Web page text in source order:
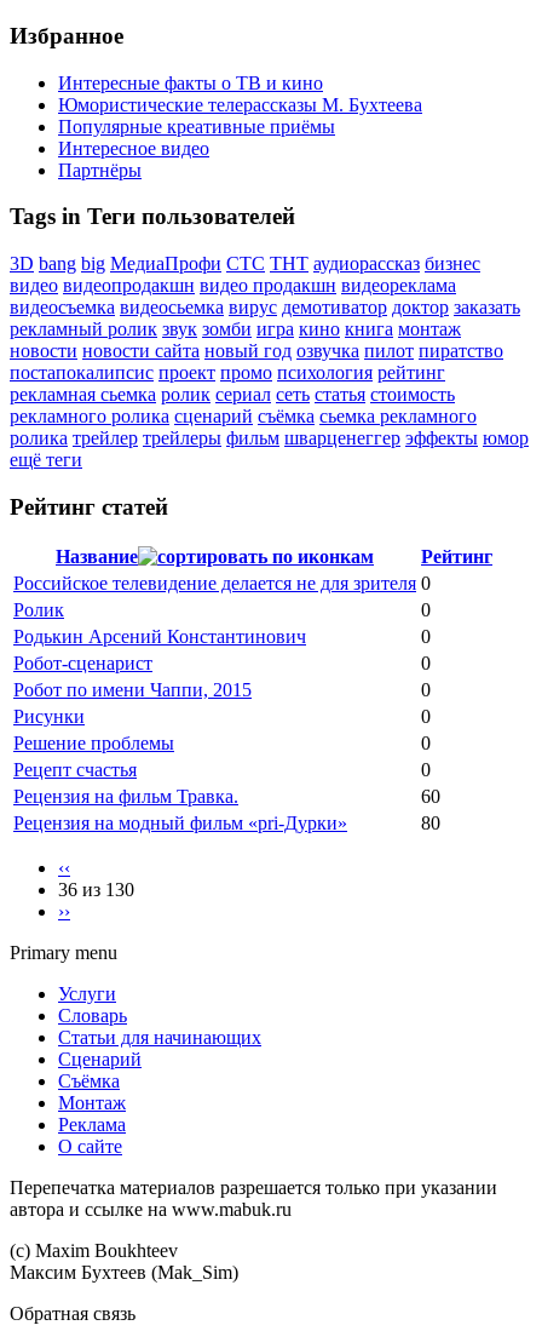
Избранное
Интересные факты о ТВ и кино
Юмористические телерассказы М. Бухтеева
Популярные креативные приёмы
Интересное видео
Партнёры
Tags in Теги пользователей
3D bang big МедиаПрофи СТС ТНТ аудиорассказ бизнес
видео видеопродакшн видео продакшн видеореклама
видеосъемка видеосьемка вирус демотиватор доктор заказать
рекламный ролик звук зомби игра кино книга монтаж
новости новости сайта новый год озвучка пилот пиратство
постапокалипсис проект промо психология рейтинг
рекламная сьемка ролик сериал сеть статья стоимость
рекламного ролика сценарий съёмка сьемка рекламного
ролика трейлер трейлеры фильм шварценеггер эффекты юмор
ещё теги
Рейтинг статей
Название
Рейтинг
Российское телевидение делается не для зрителя 0
Ролик
0
Родькин Арсений Константинович
0
Робот-сценарист
0
Робот по имени Чаппи, 2015
0
Рисунки
0
Решение проблемы
0
Рецепт счастья
0
Рецензия на фильм Травка.
60
Рецензия на модный фильм «pri-Дурки»
80
‹‹
36 из 130
››
Primary menu
Услуги
Словарь
Статьи для начинающих
Сценарий
Съёмка
Монтаж
Реклама
О сайте
Перепечатка материалов разрешается только при указании
автора и ссылке на www.mabuk.ru
(c) Maхim Boukhteev
Максим Бухтеев (Mak_Sim)
Обратная связь